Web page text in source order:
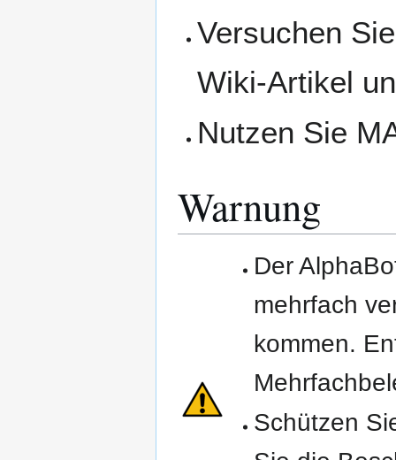
Versuchen
Wiki-Artikel
Nutzen Sie
Warnung
Der
mehrfach
kommen.
Schützen